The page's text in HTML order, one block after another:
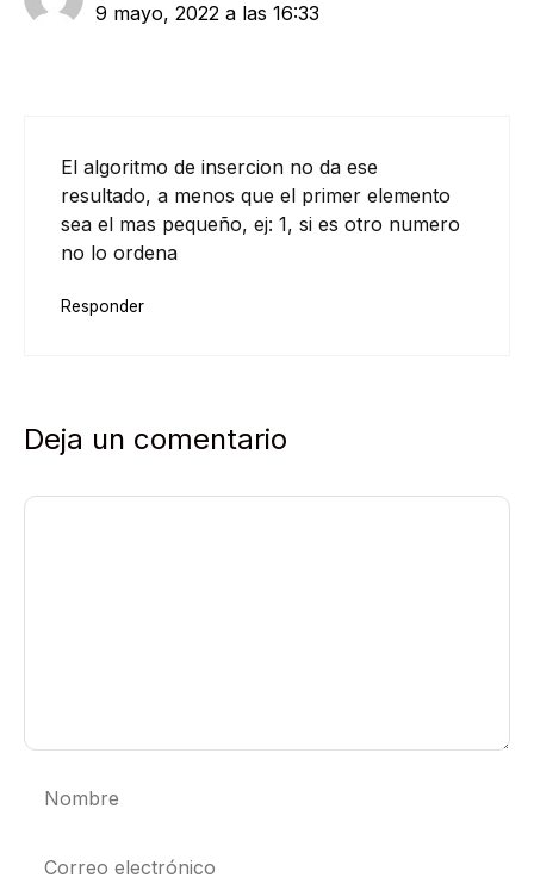
9 mayo, 2022 a las 16:33
El algoritmo de insercion no da ese
resultado, a menos que el primer elemento
sea el mas pequeño, ej: 1, si es otro numero
no lo ordena
Responder
Deja un comentario
Comentario